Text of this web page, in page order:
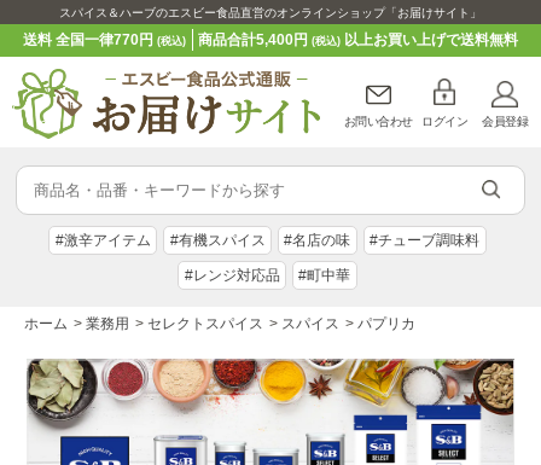
スパイス＆ハーブのエスビー食品直営のオンラインショップ「お届けサイト」
送料 全国一律770円(税込) 商品合計5,400円 (税込)以上お買い上げで送料無料
お問い合わせ ログイン 会員登録
#激辛アイテム #有機スパイス #名店の味 #チューブ調味料
#レンジ対応品 #町中華
ホーム > 業務用 > セレクトスパイス > スパイス > パプリカ